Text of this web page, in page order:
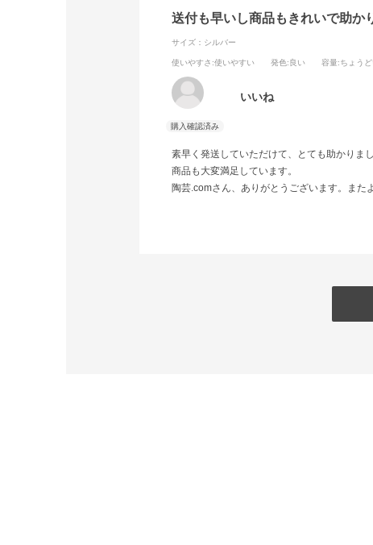
送付も早いし商品もきれいで助か
サイズ：シルバー
使いやすさ :使いやすい 発色:良い 容量:ちょう
いいね
素早く発送していただけて、とても助かりまし
商品も大変満足しています。
陶芸.comさん、ありがとうございます。また